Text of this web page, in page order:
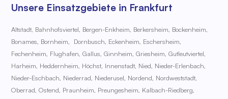
Unsere Einsatzgebiete in Frankfurt
Altstadt, Bahnhofsviertel, Bergen-Enkheim, Berkersheim, Bockenheim,
Bonames, Bornheim, Dornbusch, Eckenheim, Eschersheim,
Fechenheim, Flughafen,Gallus,Ginnheim, Griesheim,Gutleutviertel,
Harheim, Heddernheim, Höchst, Innenstadt, Nied, Nieder-Erlenbach,
Nieder-Eschbach, Niederrad, Niederusel, Nordend, Nordweststadt,
Oberrad,Ostend, Praunheim, Preungesheim, Kalbach-Riedberg,